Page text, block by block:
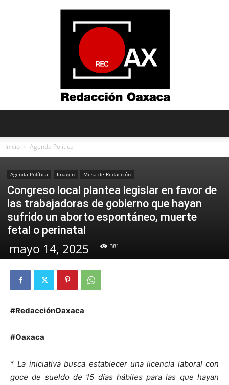
Oaxaca
Inicio Agenda Política
Agenda Política Imagen Mesa de Redacción
Congreso local plantea legislar en favor de
las trabajadoras de gobierno que hayan
sufrido un aborto espontáneo, muerte
fetal o perinatal
mayo 14, 2025 381
#RedacciónOaxaca
#Oaxaca
*La iniciativa busca establecer una licencia laboral con
goce de sueldo de 15 días hábiles para las que hayan